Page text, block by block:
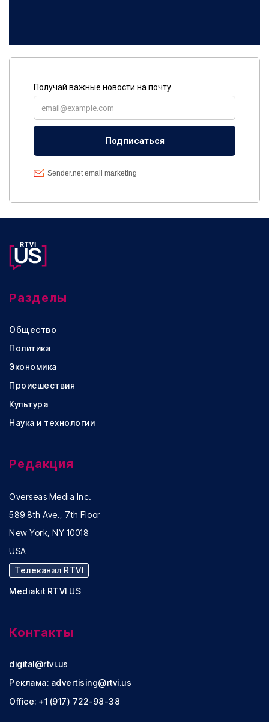
Разделы
Общество
Политика
Экономика
Происшествия
Культура
Наука и технологии
Редакция
Overseas Media Inc.
589 8th Ave., 7th Floor
New York, NY 10018
USA
Телеканал RTVI
Mediakit RTVI US
Контакты
digital@rtvi.us
Реклама: advertising@rtvi.us
Office: +1 (917) 722-98-38